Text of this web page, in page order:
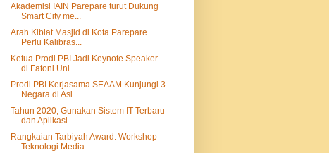
Akademisi IAIN Parepare turut Dukung
Smart City me...
Arah Kiblat Masjid di Kota Parepare
Perlu Kalibras...
Ketua Prodi PBI Jadi Keynote Speaker
di Fatoni Uni...
Prodi PBI Kerjasama SEAAM Kunjungi 3
Negara di Asi...
Tahun 2020, Gunakan Sistem IT Terbaru
dan Aplikasi...
Rangkaian Tarbiyah Award: Workshop
Teknologi Media...